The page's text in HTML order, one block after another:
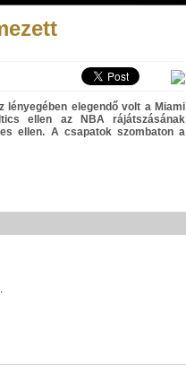
lényegében elegendő volt a Miami
ellen az NBA rájátszásának
ellen. A csapatok szombaton a